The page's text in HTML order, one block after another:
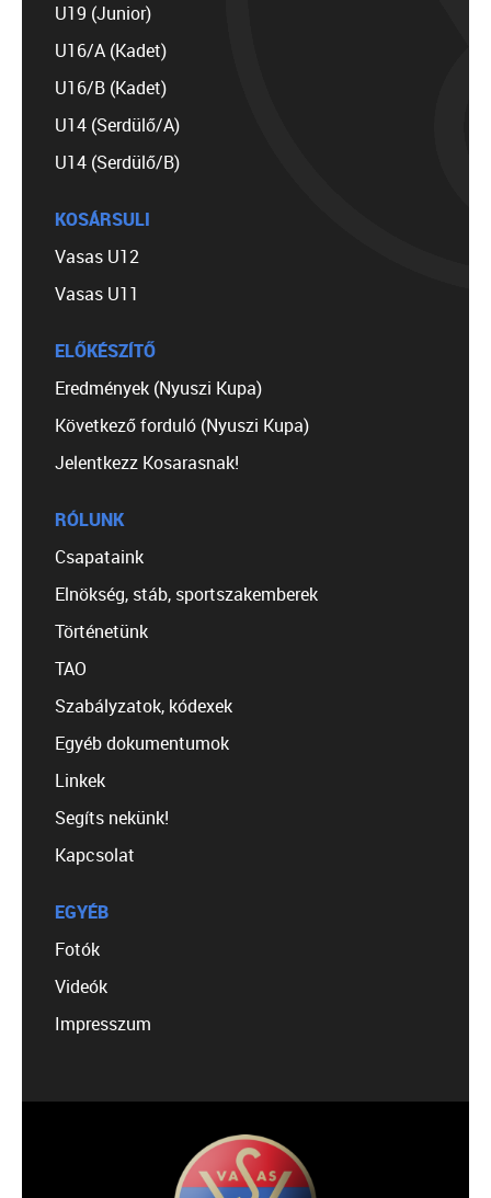
U19 (Junior)
U16/A (Kadet)
U16/B (Kadet)
U14 (Serdülő/A)
U14 (Serdülő/B)
KOSÁRSULI
Vasas U12
Vasas U11
ELŐKÉSZÍTŐ
Eredmények (Nyuszi Kupa)
Következő forduló (Nyuszi Kupa)
Jelentkezz Kosarasnak!
RÓLUNK
Csapataink
Elnökség, stáb, sportszakemberek
Történetünk
TAO
Szabályzatok, kódexek
Egyéb dokumentumok
Linkek
Segíts nekünk!
Kapcsolat
EGYÉB
Fotók
Videók
Impresszum